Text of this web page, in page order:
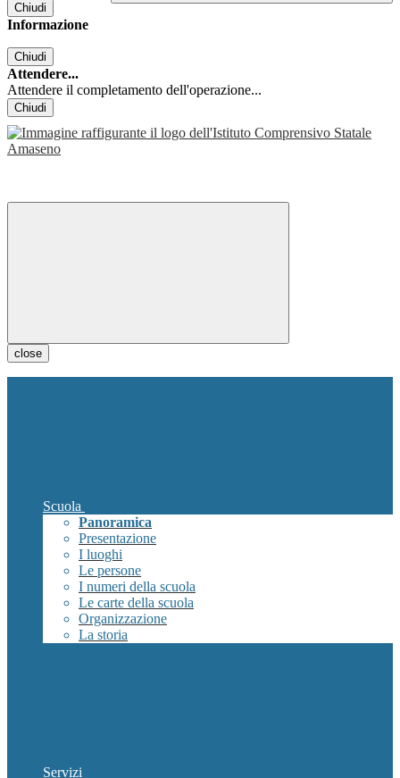
Chiudi
Informazione
Chiudi
Attendere...
Attendere il completamento dell'operazione...
Chiudi
close
Scuola
Panoramica
Presentazione
I luoghi
Le persone
I numeri della scuola
Le carte della scuola
Organizzazione
La storia
Servizi